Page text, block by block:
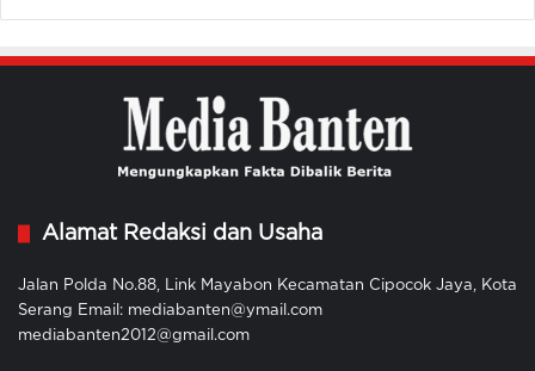
Alamat Redaksi dan Usaha
Jalan Polda No.88, Link Mayabon Kecamatan Cipocok Jaya, Kota
Serang Email: mediabanten@ymail.com
mediabanten2012@gmail.com